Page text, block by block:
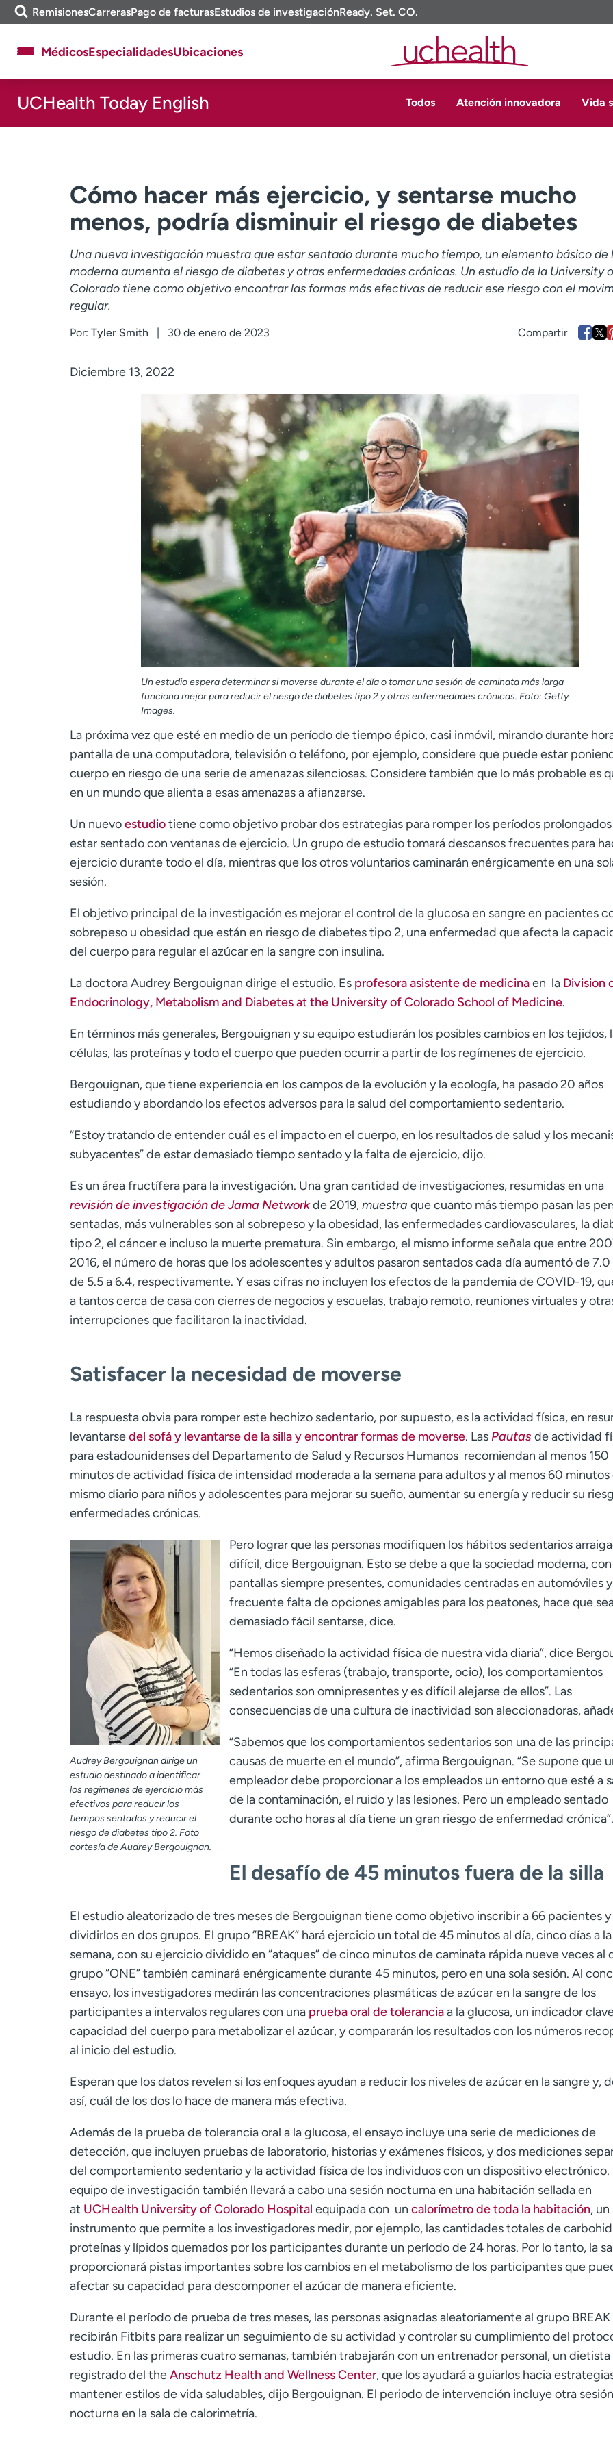
Omitir
y
contenido
a
m
a
c
o
n
RemisionesCarrerasPago de facturasEstudios de investigaciónReady. Set. CO.
Acerca de UCHealth
Clases y eventos
Ready. Set. CO.
Ensayos clínicos
comunicación
Noticias e historias
MédicosEspecialidadesUbicaciones
UCHealth Today English Todos Atención innovadora Vida
Cómo hacer más ejercicio, y sentarse mucho
menos, podría disminuir el riesgo de diabetes
Una nueva investigación muestra que estar sentado durante mucho tiempo, un elemento básico de
moderna aumenta el riesgo de diabetes y otras enfermedades crónicas. Un estudio de la University
Colorado tiene como objetivo encontrar las formas más efectivas de reducir ese riesgo con el
regular.
Por: Tyler Smith 30 de enero de 2023
Diciembre 13, 2022
Un estudio espera determinar si moverse durante el día o tomar una sesión de caminata más larga
funciona mejor para reducir el riesgo de diabetes tipo 2 y otras enfermedades crónicas. Foto: Getty
Images.
La próxima vez que esté en medio de un período de tiempo épico, casi inmóvil, mirando durante
pantalla de una computadora, televisión o teléfono, por ejemplo, considere que puede estar
cuerpo en riesgo de una serie de amenazas silenciosas. Considere también que lo más probable es
en un mundo que alienta a esas amenazas a afianzarse.
Un nuevoestudiotiene como objetivo probar dos estrategias para romper los períodos
estar sentado con ventanas de ejercicio. Un grupo de estudio tomará descansos frecuentes para
ejercicio durante todo el día, mientras que los otros voluntarios caminarán enérgicamente en una
sesión.
El objetivo principal de la investigación es mejorar el control de la glucosa en sangre en pacientes
sobrepeso u obesidad que están en riesgo de diabetes tipo 2, una enfermedad que afecta la
del cuerpo para regular el azúcar en la sangre con insulina.
La doctora Audrey Bergouignan dirige el estudio. Es profesora asistente de medicinaen la Division
Endocrinology, Metabolism and Diabetes at the University of Colorado School of Medicine.
En términos más generales, Bergouignan y su equipo estudiarán los posibles cambios en los tejidos,
células, las proteínas y todo el cuerpo que pueden ocurrir a partir de los regímenes de ejercicio.
Bergouignan, que tiene experiencia en los campos de la evolución y la ecología, ha pasado 20 años
estudiando y abordando los efectos adversos para la salud del comportamiento sedentario.
“Estoy tratando de entender cuál es el impacto en el cuerpo, en los resultados de salud y los
subyacentes” de estar demasiado tiempo sentado y la falta de ejercicio, dijo.
Es un área fructífera para la investigación. Una gran cantidad de investigaciones, resumidas en una
revisión de investigación de Jama Networkde 2019,muestra que cuanto más tiempo pasan las
sentadas, más vulnerables son al sobrepeso y la obesidad, las enfermedades cardiovasculares, la
tipo 2, el cáncer e incluso la muerte prematura. Sin embargo, el mismo informe señala que entre
2016, el número de horas que los adolescentes y adultos pasaron sentados cada día aumentó de 7.0
de 5.5 a 6.4, respectivamente. Y esas cifras no incluyen los efectos de la pandemia de COVID-19,
a tantos cerca de casa con cierres de negocios y escuelas, trabajo remoto, reuniones virtuales y
interrupciones que facilitaron la inactividad.
Satisfacer la necesidad de moverse
La respuesta obvia para romper este hechizo sedentario, por supuesto, es la actividad física, en
levantarsedel sofá y levantarse de la silla y encontrar formas de moverse. Las Pautas de actividad
para estadounidenses del Departamento de Salud y Recursos Humanos recomiendan al menos 150
minutos de actividad física de intensidad moderada a la semana para adultos y al menos 60 minutos
mismo diario para niños y adolescentes para mejorar su sueño, aumentar su energía y reducir su
enfermedades crónicas.
Audrey Bergouignan dirige un
estudio destinado a identificar
los regímenes de ejercicio más
efectivos para reducir los
tiempos sentados y reducir el
riesgo de diabetes tipo 2. Foto
cortesía de Audrey Bergouignan.
Pero lograr que las personas modifiquen los hábitos sedentarios
difícil, dice Bergouignan. Esto se debe a que la sociedad moderna, con
pantallas siempre presentes, comunidades centradas en automóviles
frecuente falta de opciones amigables para los peatones, hace que
demasiado fácil sentarse, dice.
“Hemos diseñado la actividad física de nuestra vida diaria”, dice
“En todas las esferas (trabajo, transporte, ocio), los comportamientos
sedentarios son omnipresentes y es difícil alejarse de ellos”. Las
consecuencias de una cultura de inactividad son aleccionadoras,
“Sabemos que los comportamientos sedentarios son una de las
causas de muerte en el mundo”, afirma Bergouignan. “Se supone que
empleador debe proporcionar a los empleados un entorno que esté a
de la contaminación, el ruido y las lesiones. Pero un empleado sentado
durante ocho horas al día tiene un gran riesgo de enfermedad crónica”.
El desafío de 45 minutos fuera de la silla
El estudio aleatorizado de tres meses de Bergouignan tiene como objetivo inscribir a 66 pacientes y
dividirlos en dos grupos. El grupo “BREAK” hará ejercicio un total de 45 minutos al día, cinco días a la
semana, con su ejercicio dividido en “ataques” de cinco minutos de caminata rápida nueve veces al
grupo “ONE” también caminará enérgicamente durante 45 minutos, pero en una sola sesión. Al
ensayo, los investigadores medirán las concentraciones plasmáticas de azúcar en la sangre de los
participantes a intervalos regulares con una prueba oral de toleranciaa la glucosa, un indicador
capacidad del cuerpo para metabolizar el azúcar, y compararán los resultados con los números
al inicio del estudio.
Esperan que los datos revelen si los enfoques ayudan a reducir los niveles de azúcar en la sangre y,
así, cuál de los dos lo hace de manera más efectiva.
Además de la prueba de tolerancia oral a la glucosa, el ensayo incluye una serie de mediciones de
detección, que incluyen pruebas de laboratorio, historias y exámenes físicos, y dos mediciones
del comportamiento sedentario y la actividad física de los individuos con un dispositivo electrónico.
equipo de investigación también llevará a cabo una sesión nocturna en una habitación sellada en
at UCHealth University of Colorado Hospital equipada con un calorímetro de toda la habitación, un
instrumento que permite a los investigadores medir, por ejemplo, las cantidades totales de
proteínas y lípidos quemados por los participantes durante un período de 24 horas. Por lo tanto, la
proporcionará pistas importantes sobre los cambios en el metabolismo de los participantes que
afectar su capacidad para descomponer el azúcar de manera eficiente.
Durante el período de prueba de tres meses, las personas asignadas aleatoriamente al grupo BREAK
recibirán Fitbits para realizar un seguimiento de su actividad y controlar su cumplimiento del
estudio. En las primeras cuatro semanas, también trabajarán con un entrenador personal, un dietista
registrado del theAnschutz Health and Wellness Center, que los ayudará a guiarlos hacia
mantener estilos de vida saludables, dijo Bergouignan. El periodo de intervención incluye otra sesión
nocturna en la sala de calorimetría.